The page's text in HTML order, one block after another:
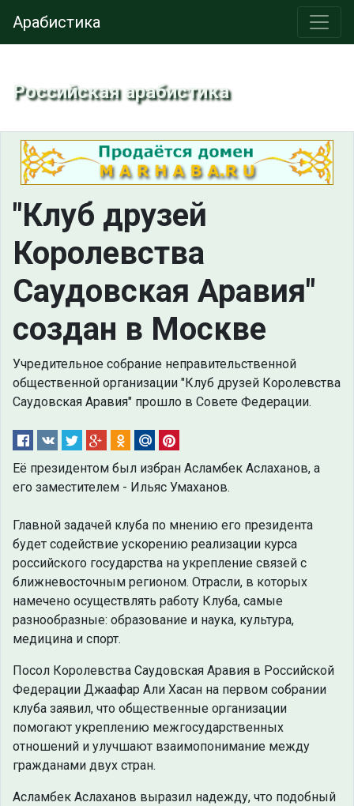
Арабистика
Российская арабистика
"Клуб друзей
Королевства
Саудовская Аравия"
создан в Москве
Учредительное собрание неправительственной
общественной организации "Клуб друзей Королевства
Саудовская Аравия" прошло в Совете Федерации.
Её президентом был избран Асламбек Аслаханов, а
его заместителем - Ильяс Умаханов.
Главной задачей клуба по мнению его президента
будет содействие ускорению реализации курса
российского государства на укрепление связей с
ближневосточным регионом. Отрасли, в которых
намечено осуществлять работу Клуба, самые
разнообразные: образование и наука, культура,
медицина и спорт.
Посол Королевства Саудовская Аравия в Российской
Федерации Джаафар Али Хасан на первом собрании
клуба заявил, что общественные организации
помогают укреплению межгосударственных
отношений и улучшают взаимопонимание между
гражданами двух стран.
Асламбек Аслаханов выразил надежду, что подобный